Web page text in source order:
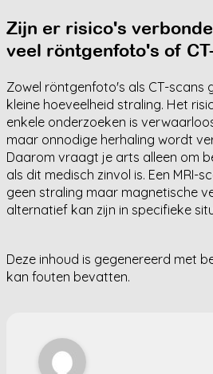
Zijn er risico's
veel röntgenfoto's of
Zowel röntgenfoto's als CT-scans
kleine hoeveelheid straling. Het
enkele onderzoeken is
maar onnodige herhaling wordt
Daarom vraagt je arts alleen om
als dit medisch zinvol is. Een MRI-
geen straling maar magnetische
alternatief kan zijn in specifieke
Deze inhoud is gegenereerd met
kan fouten bevatten.